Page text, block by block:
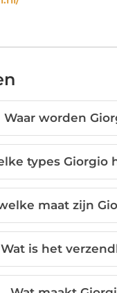
Waar worden
types Giorgio
maat zijn
Wat is het